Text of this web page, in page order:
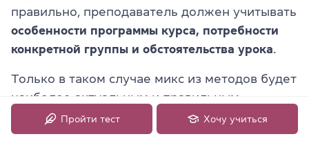
правильно, преподаватель должен учитывать
особенности программы курса, потребности
конкретной группы и обстоятельства урока
Только в таком случае микс из методов будет
наиболее актуальным и правильным.
В целом, можем выделить следующие
Пройти тест Хочу учиться